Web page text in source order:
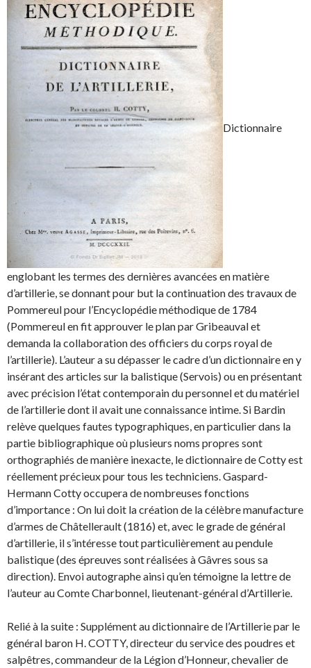
Dictionnaire
englobant les termes des dernières avancées en matière
d’artillerie, se donnant pour but la continuation des travaux de
Pommereul pour l’Encyclopédie méthodique de 1784
(Pommereul en fit approuver le plan par Gribeauval et
demanda la collaboration des officiers du corps royal de
l’artillerie). L’auteur a su dépasser le cadre d’un dictionnaire en y
insérant des articles sur la balistique (Servois) ou en présentant
avec précision l’état contemporain du personnel et du matériel
de l’artillerie dont il avait une connaissance intime. Si Bardin
relève quelques fautes typographiques, en particulier dans la
partie bibliographique où plusieurs noms propres sont
orthographiés de manière inexacte, le dictionnaire de Cotty est
réellement précieux pour tous les techniciens. Gaspard-
Hermann Cotty occupera de nombreuses fonctions
d’importance : On lui doit la création de la célèbre manufacture
d’armes de Châtellerault (1816) et, avec le grade de général
d’artillerie, il s’intéresse tout particulièrement au pendule
balistique (des épreuves sont réalisées à Gâvres sous sa
direction). Envoi autographe ainsi qu’en témoigne la lettre de
l’auteur au Comte Charbonnel, lieutenant-général d’Artillerie.
Relié à la suite : Supplément au dictionnaire de l’Artillerie par le
général baron H. COTTY, directeur du service des poudres et
salpêtres, commandeur de la Légion d’Honneur, chevalier de